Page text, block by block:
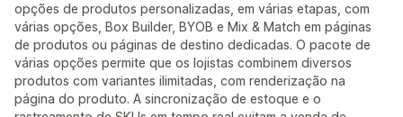
opções de produtos personalizadas, em várias etapas, com
várias opções, Box Builder, BYOB e Mix & Match em páginas
de produtos ou páginas de destino dedicadas. O pacote de
várias opções permite que os lojistas combinem diversos
produtos com variantes ilimitadas, com renderização na
página do produto. A sincronização de estoque e o